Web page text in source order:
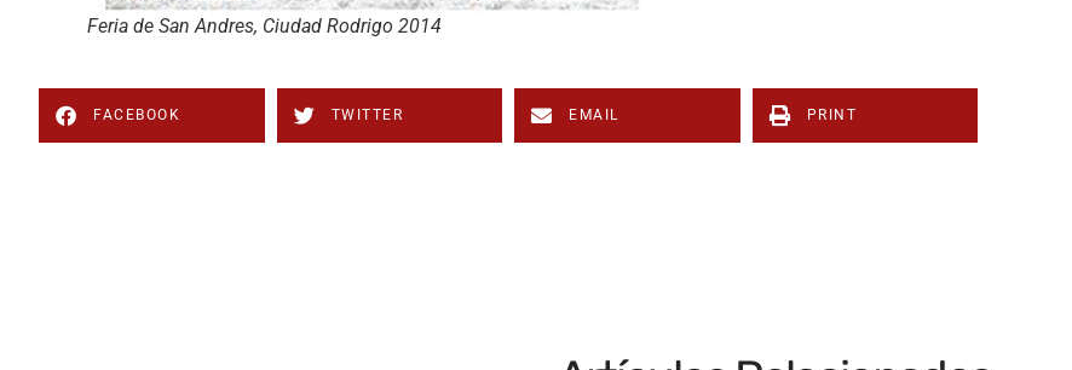
Feria de San Andres, Ciudad Rodrigo 2014
FACEBOOK TWITTER EMAIL PRINT